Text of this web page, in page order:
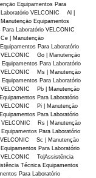
Equipamentos Para
VELCONIC Al |
Equipamentos
Laboratório VELCONIC
| Manutençāo
Para Laboratório
VELCONIC Go | Manutençāo
Para Laboratório
VELCONIC Ms | Manutençāo
Para Laboratório
VELCONIC Pb | Manutençāo
Para Laboratório
VELCONIC Pi | Manutençāo
Para Laboratório
VELCONIC Rs | Manutençāo
Para Laboratório
Sc | Manutençāo
Para Laboratório
VELCONIC To|Assistência
Técnica Equipamentos
Para Laboratório